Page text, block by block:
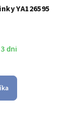
YA126595
dni